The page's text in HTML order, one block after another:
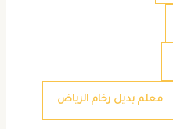
معلم بديل رخام الرياض